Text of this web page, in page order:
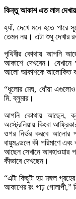
কিন্তু আকাশ এত লাল
হ্যাঁ, দেখে মনে হতে পারে
তেমন নয়। এটা শুধু দেখার
পৃথিবীর কোথায় আপনি
আকাশে দেখবেন। যেখানে
আলো আকাশকে আলোকিত
“ধূলোর মেঘ, ধোঁয়া
মি. ব্লুমার।
আপনি কোথায় আছেন,
অস্ট্রেলিয়ায় কিংবা
ওপর নির্ভর করবে আলোর
বায়ুমণ্ডলে কী পরিমাণে
আছেন সেখানে আবহাওয়ার
কীভাবে দেখছেন।
“এটা কিছুটা হয় মঙ্গল
আকাশের রং গাঢ় গোলাপী,”